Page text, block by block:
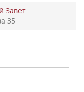
Завет
35